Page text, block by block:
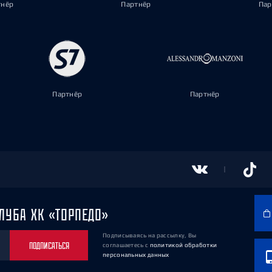
Партнёр
Партнёр Партнёр
ХК «ТОРПЕДО»
ПОДПИСАТЬСЯ
Подписываясь на рассылку, Вы
соглашаетесь с политикой обработки
персональных данных